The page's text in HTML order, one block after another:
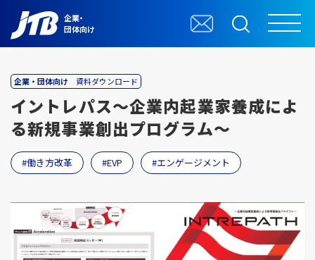
企業・
団体向け
企業・団体向け 資料ダウンロード
イントレパス～企業内起業家養成によ
る新規事業創出プログラム～
働き方改革 EVP エンゲージメント